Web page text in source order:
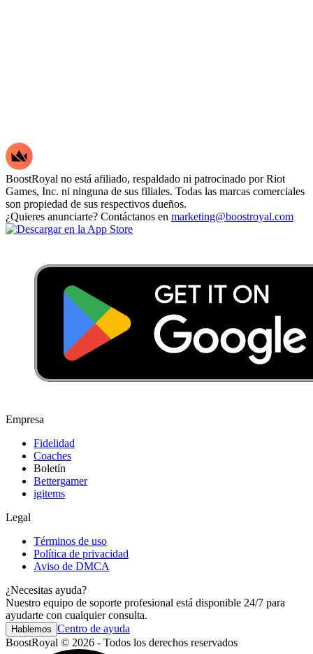
BoostRoyal no está afiliado, respaldado ni patrocinado por Riot
Games, Inc. ni ninguna de sus filiales. Todas las marcas comerciales
son propiedad de sus respectivos dueños.
¿Quieres anunciarte? Contáctanos en marketing@boostroyal.com
Empresa
Fidelidad
Coaches
Boletín
Bettergamer
igitems
Legal
Términos de uso
Política de privacidad
Aviso de DMCA
¿Necesitas ayuda?
Nuestro equipo de soporte profesional está disponible 24/7 para
ayudarte con cualquier consulta.
Hablemos Centro de ayuda
BoostRoyal © 2026 - Todos los derechos reservados